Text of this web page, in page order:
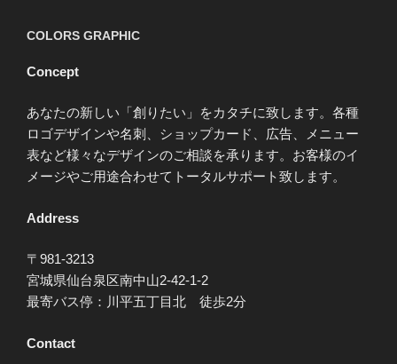
COLORS GRAPHIC
Concept
あなたの新しい「創りたい」をカタチに致します。各種
ロゴデザインや名刺、ショップカード、広告、メニュー
表など様々なデザインのご相談を承ります。お客様のイ
メージやご用途合わせてトータルサポート致します。
Address
〒981-3213
宮城県仙台泉区南中山2-42-1-2
最寄バス停：川平五丁目北 徒歩2分
Contact